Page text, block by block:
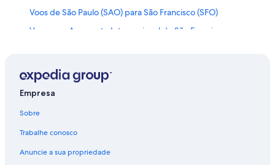
Voos de São Paulo (SAO) para São Francisco (SFO)
Voos para Aeroporto Internacional de São Francisco
Voos para São Francisco
Empresa
Sobre
Trabalhe conosco
Anuncie a sua propriedade